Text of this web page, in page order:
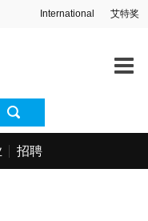
艾特奖
International
招聘